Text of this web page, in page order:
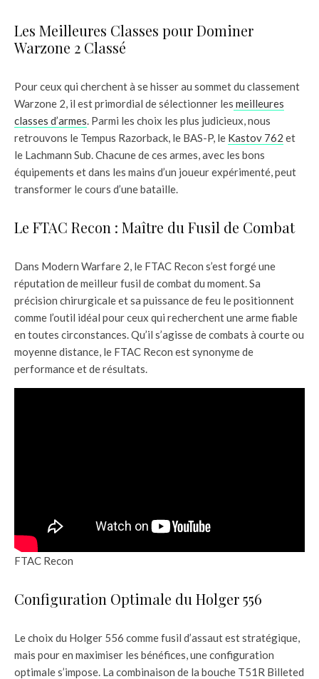
Les Meilleures Classes pour Dominer
Warzone 2 Classé
Pour ceux qui cherchent à se hisser au sommet du classement
Warzone 2, il est primordial de sélectionner les meilleures
classes d’armes. Parmi les choix les plus judicieux, nous
retrouvons le Tempus Razorback, le BAS-P, le Kastov 762 et
le Lachmann Sub. Chacune de ces armes, avec les bons
équipements et dans les mains d’un joueur expérimenté, peut
transformer le cours d’une bataille.
Le FTAC Recon : Maître du Fusil de Combat
Dans Modern Warfare 2, le FTAC Recon s’est forgé une
réputation de meilleur fusil de combat du moment. Sa
précision chirurgicale et sa puissance de feu le positionnent
comme l’outil idéal pour ceux qui recherchent une arme fiable
en toutes circonstances. Qu’il s’agisse de combats à courte ou
moyenne distance, le FTAC Recon est synonyme de
performance et de résultats.
FTAC Recon
Configuration Optimale du Holger 556
Le choix du Holger 556 comme fusil d’assaut est stratégique,
mais pour en maximiser les bénéfices, une configuration
optimale s’impose. La combinaison de la bouche T51R Billeted